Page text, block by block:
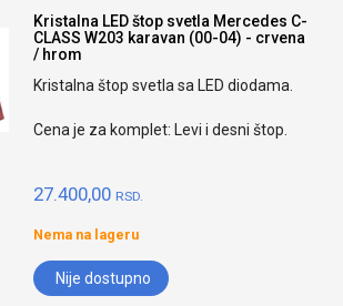
Kristalna LED štop svetla Mercedes C-
CLASS W203 karavan (00-04) - crvena
/ hrom
Kristalna štop svetla sa LED diodama.
Cena je za komplet: Levi i desni štop.
27.400,00 RSD.
Nema na lageru
Nije dostupno